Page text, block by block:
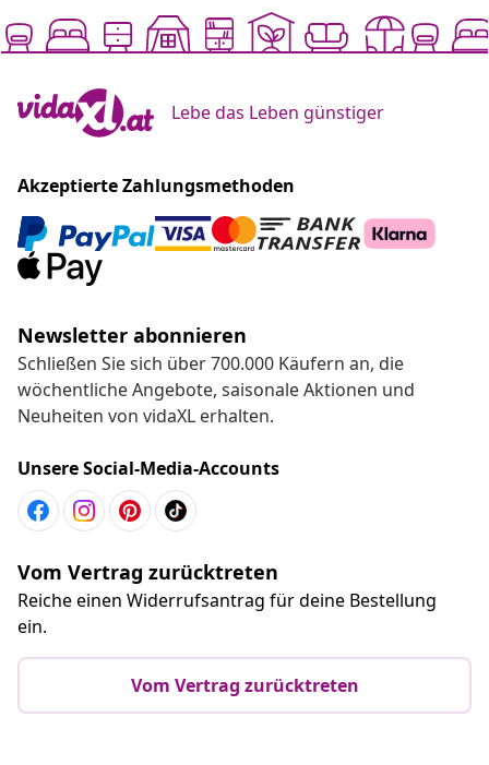
Lebe das Leben günstiger
Akzeptierte Zahlungsmethoden
Newsletter abonnieren
Schließen Sie sich über 700.000 Käufern an, die
wöchentliche Angebote, saisonale Aktionen und
Neuheiten von vidaXL erhalten.
Unsere Social-Media-Accounts
Vom Vertrag zurücktreten
Reiche einen Widerrufsantrag für deine Bestellung
ein.
Vom Vertrag zurücktreten